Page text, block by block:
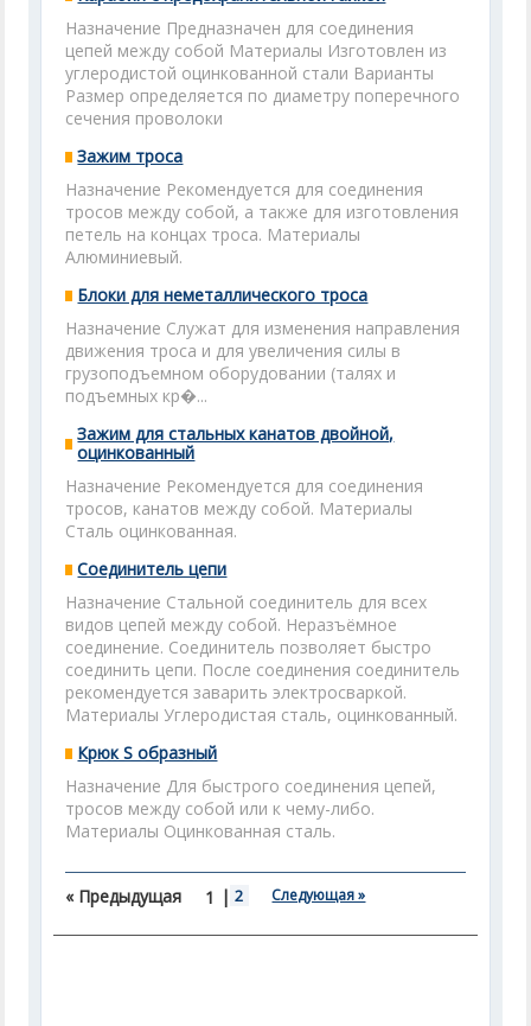
Назначение Предназначен для соединения
цепей между собой Материалы Изготовлен из
углеродистой оцинкованной стали Варианты
Размер определяется по диаметру поперечного
сечения проволоки
Зажим троса
Назначение Рекомендуется для соединения
тросов между собой, а также для изготовления
петель на концах троса. Материалы
Алюминиевый.
Блоки для неметаллического троса
Назначение Служат для изменения направления
движения троса и для увеличения силы в
грузоподъемном оборудовании (талях и
подъемных кр�...
Зажим для стальных канатов двойной,
оцинкованный
Назначение Рекомендуется для соединения
тросов, канатов между собой. Материалы
Сталь оцинкованная.
Соединитель цепи
Назначение Стальной соединитель для всех
видов цепей между собой. Неразъёмное
соединение. Соединитель позволяет быстро
соединить цепи. После соединения соединитель
рекомендуется заварить электросваркой.
Материалы Углеродистая сталь, оцинкованный.
Крюк S образный
Назначение Для быстрого соединения цепей,
тросов между собой или к чему-либо.
Материалы Оцинкованная сталь.
« Предыдущая 1 | 2 Следующая »